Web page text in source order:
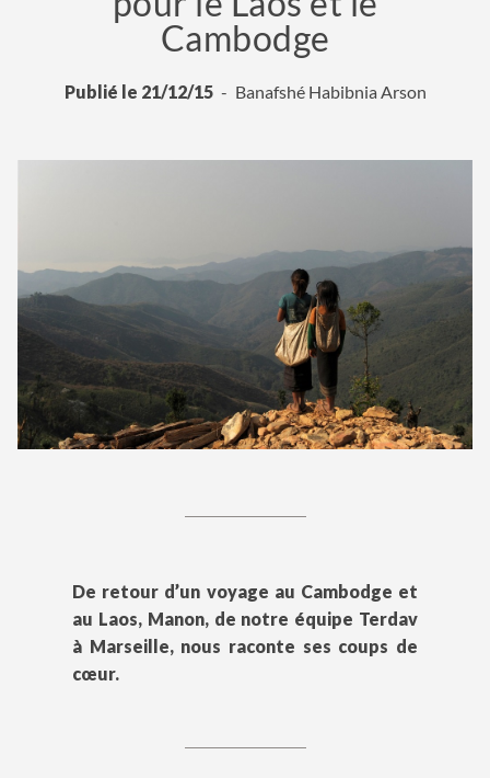
Cambodge
Publié le 21/12/15 Banafshé Habibnia Arson
De retour d’un voyage au Cambodge et
au Laos, Manon, de notre équipe Terdav
à Marseille, nous raconte ses coups de
cœur.